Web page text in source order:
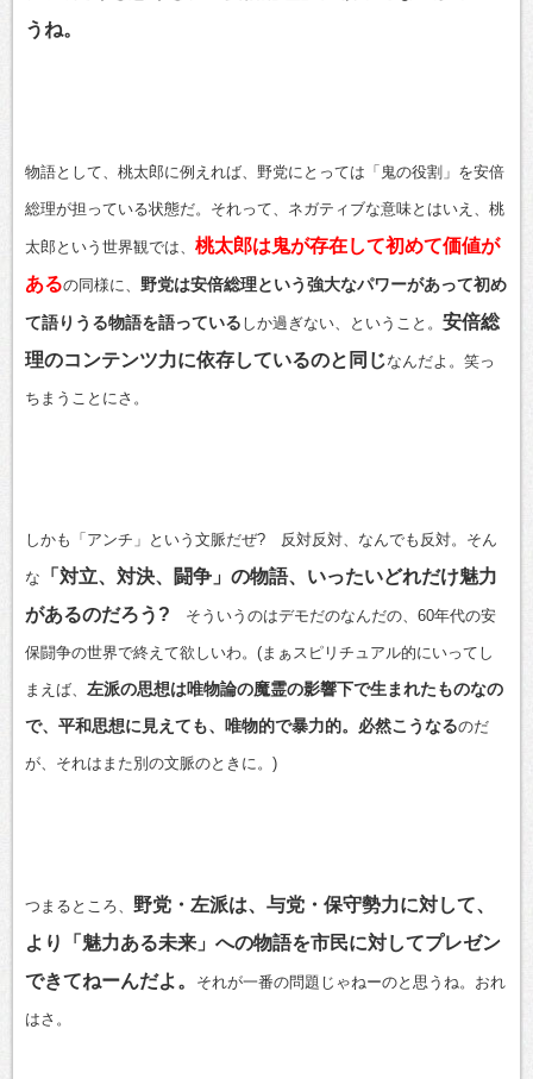
うね。
物語として、桃太郎に例えれば、野党にとっては「鬼の役割」を安倍
総理が担っている状態だ。それって、ネガティブな意味とはいえ、桃
太郎という世界観では、 桃太郎は鬼が存在して初めて価値が
あるの同様に、 野党は安倍総理という強大なパワーがあって初め
て語りうる物語を語っている しか過ぎない、ということ。 安倍総
理のコンテンツ力に依存しているのと同じなんだよ。笑っ
ちまうことにさ。
しかも「アンチ」という文脈だぜ? 反対反対、なんでも反対。そん
な
「対立、対決、闘争」の物語、いったいどれだけ魅力
があるのだろう? そういうのはデモだのなんだの、60年代の安
保闘争の世界で終えて欲しいわ。(まぁスピリチュアル的にいってし
まえば、 左派の思想は唯物論の魔霊の影響下で生まれたものなの
で、平和思想に見えても、唯物的で暴力的。必然こうなるのだ
が、それはまた別の文脈のときに。)
つまるところ、 野党・左派は、与党・保守勢力に対して、
より「魅力ある未来」への物語を市民に対してプレゼン
できてねーんだよ。
それが一番の問題じゃねーのと思うね。おれ
はさ。